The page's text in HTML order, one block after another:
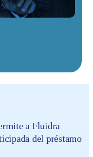
a Fluidra
del préstamo